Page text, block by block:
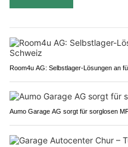
Room4u AG: Selbstlager-Lösungen an
Aumo Garage AG sorgt für sorglosen